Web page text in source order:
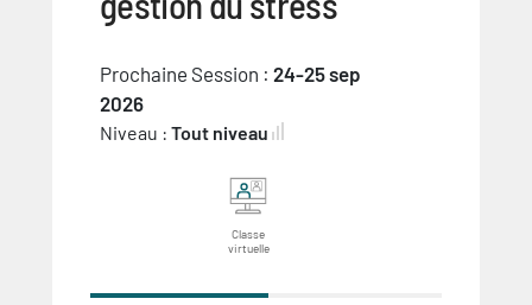
Prochaine Session : 24-25 sep
2026
Niveau : Tout niveau
Classe
virtuelle